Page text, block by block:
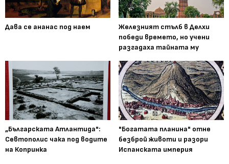
Дава се ананас под наем
Железният стълб в Делхи
победи времето, но учени
разгадаха тайната му
„Българската Атлантида":
Севтополис чака под водите
на Копринка
"Богатата планина" отне
безброй животи и разори
Испанската империя